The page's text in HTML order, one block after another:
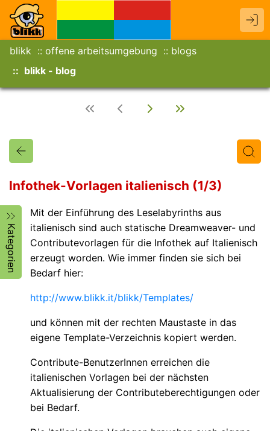
blikk offene arbeitsumgebung
blogs
blikk - blog
Titel Text Autor/in
Infothek-Vorlagen italienisch (1/3)
Kategorien
Mit der Einführung des Leselabyrinths aus
italienisch sind auch statische Dreamweaver- und
Contributevorlagen für die Infothek auf Italienisch
erzeugt worden. Wie immer finden sie sich bei
Bedarf hier:
http://www.blikk.it/blikk/Templates/
und können mit der rechten Maustaste in das
eigene Template-Verzeichnis kopiert werden.
Contribute-BenutzerInnen erreichen die
italienischen Vorlagen bei der nächsten
Aktualisierung der Contributeberechtigungen oder
bei Bedarf.